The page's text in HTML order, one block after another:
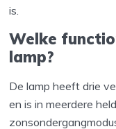
is.
Welke
lamp?
De lamp heeft drie
en is in meerdere